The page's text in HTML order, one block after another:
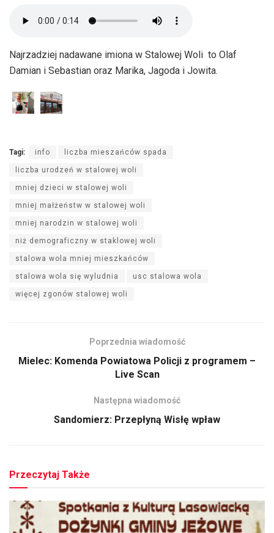
Najrzadziej nadawane imiona w Stalowej Woli to Olaf
Damian i Sebastian oraz Marika, Jagoda i Jowita.
Tagi: info liczba mieszańców spada
liczba urodzeń w stalowej woli
mniej dzieci w stalowej woli
mniej małżeństw w stalowej woli
mniej narodzin w stalowej woli
niż demograficzny w staklowej woli
stalowa wola mniej mieszkańców
stalowa wola się wyludnia usc stalowa wola
więcej zgonów stalowej woli
Poprzednia wiadomość
Mielec: Komenda Powiatowa Policji z programem –
Live Scan
Następna wiadomość
Sandomierz: Przepłyną Wisłę wpław
Przeczytaj Także